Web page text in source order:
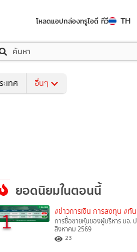
โหลดแอปกล่องทรูไอดี ทีวี TH
เทศ อื่นๆ
ยอดนิยมในตอนนี้
1 #ข่าวการเงิน การลงทุน #ทั
การซื้อขายหุ้นของผู้บริหาร บจ.
สิงหาคม 2569
23